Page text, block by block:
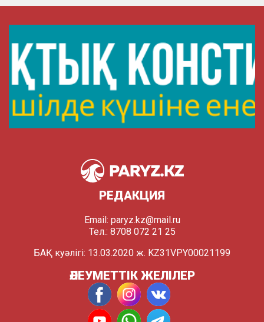
РЕДАКЦИЯ
Email: paryz.kz@mail.ru
Тел.: 8708 072 21 25
БАҚ куәлігі: 13.03.2020 ж. KZ31VPY00021199
ӘЛЕУМЕТТІК ЖЕЛІЛЕР